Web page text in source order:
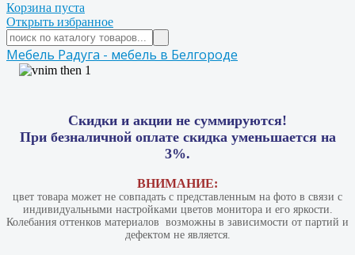
Корзина пуста
Открыть избранное
Мебель Радуга - мебель в Белгороде
Скидки и акции не суммируются!
При безналичной оплате скидка уменьшается на
3%.
ВНИМАНИЕ:
цвет товара может не совпадать с представленным на фото в связи с
индивидуальными настройками цветов монитора и его яркости.
Колебания оттенков материалов​ ​ возможны в зависимости от партий и
дефектом не является.